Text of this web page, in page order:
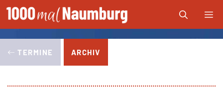
Zum
Inhalt
springen
TERMINE ARCHIV